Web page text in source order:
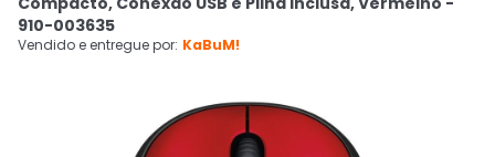
Mais Vendidos
910-003635
Vendido e entregue por: KaBuM!